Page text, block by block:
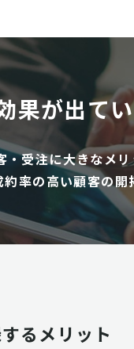
果が出て
受注に大きなメ
率の高い顧客の開
るメリット